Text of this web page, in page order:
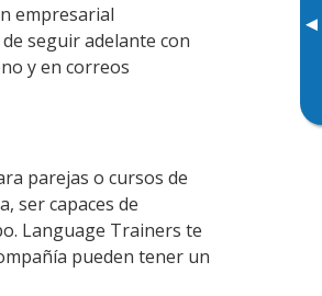
▸
empresarial
seguir adelante con
y en correos
parejas o cursos de
ser capaces de
Language Trainers te
pueden tener un